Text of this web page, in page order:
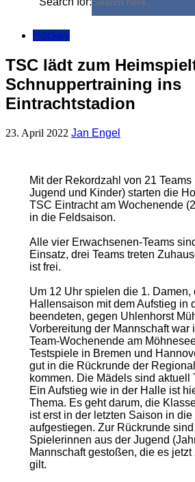
Hockey
TSC lädt zum
Schnuppertraining ins
Eintrachtstadion
23. April 2022 Jan Engel
Mit der Rekordzahl von 21
Jugend und Kinder) starten die
TSC Eintracht am Wochenende
in die Feldsaison.
Alle vier Erwachsenen-Teams
Einsatz, drei Teams treten
ist frei.
Um 12 Uhr spielen die 1. Damen,
Hallensaison mit dem Aufstieg in
beendeten, gegen Uhlenhorst
Vorbereitung der Mannschaft war
Team-Wochenende am
Testspiele in Bremen und
gut in die Rückrunde der
kommen. Die Mädels sind aktuell
Ein Aufstieg wie in der Halle ist
Thema. Es geht darum, die
ist erst in der letzten Saison in
aufgestiegen. Zur Rückrunde
Spielerinnen aus der Jugend
Mannschaft gestoßen, die es jetzt
gilt.